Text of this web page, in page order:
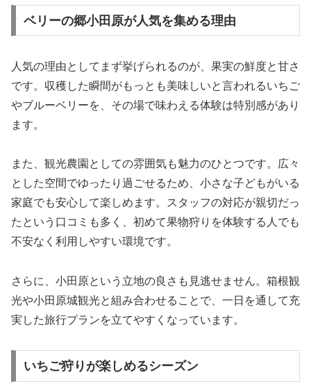
ベリーの郷小田原が人気を集める理由
人気の理由としてまず挙げられるのが、果実の鮮度と甘さ
です。収穫した瞬間がもっとも美味しいと言われるいちご
やブルーベリーを、その場で味わえる体験は特別感があり
ます。
また、観光農園としての雰囲気も魅力のひとつです。広々
とした空間でゆったり過ごせるため、小さな子どもがいる
家庭でも安心して楽しめます。スタッフの対応が親切だっ
たという口コミも多く、初めて果物狩りを体験する人でも
不安なく利用しやすい環境です。
さらに、小田原という立地の良さも見逃せません。箱根観
光や小田原城観光と組み合わせることで、一日を通して充
実した旅行プランを立てやすくなっています。
いちご狩りが楽しめるシーズン